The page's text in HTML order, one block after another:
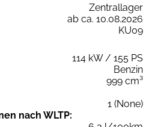
Zentrallager
ab ca. 10.08.2026
KU09
114 kW / 155 PS
Benzin
999 cm³
1 (None)
nach WLTP: